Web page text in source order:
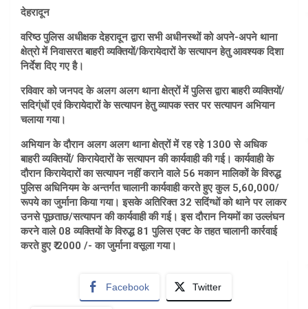
देहरादून
वरिष्ठ पुलिस अधीक्षक देहरादून द्वारा सभी अधीनस्थों को अपने-अपने थाना
क्षेत्रो में निवासरत बाहरी व्यक्तियों/किरायेदारों के सत्यापन हेतु आवश्यक दिशा
निर्देश दिए गए है।
रविवार को जनपद के अलग अलग थाना क्षेत्रों में पुलिस द्वारा बाहरी व्यक्तियों/
सदिग्ंधों एवं किरायेदारों के सत्यापन हेतु व्यापक स्तर पर सत्यापन अभियान
चलाया गया।
अभियान के दौरान अलग अलग थाना क्षेत्रों में रह रहे 1300 से अधिक
बाहरी व्यक्तियों/ किरायेदारों के सत्यापन की कार्यवाही की गई। कार्यवाही के
दौरान किरायेदारों का सत्यापन नहीं कराने वाले 56 मकान मालिकों के विरुद्ध
पुलिस अधिनियम के अन्तर्गत चालानी कार्यवाही करते हुए कुल 5,60,000/
रूपये का जुर्माना किया गया। इसके अतिरिक्त 32 सदिंग्धों को थाने पर लाकर
उनसे पूछताछ/सत्यापन की कार्यवाही की गई। इस दौरान नियमों का उल्लंघन
करने वाले 08 व्यक्तियों के विरुद्ध 81 पुलिस एक्ट के तहत चालानी कार्रवाई
करते हुए ₹ 2000 /- का जुर्माना वसूला गया।
Facebook Twitter